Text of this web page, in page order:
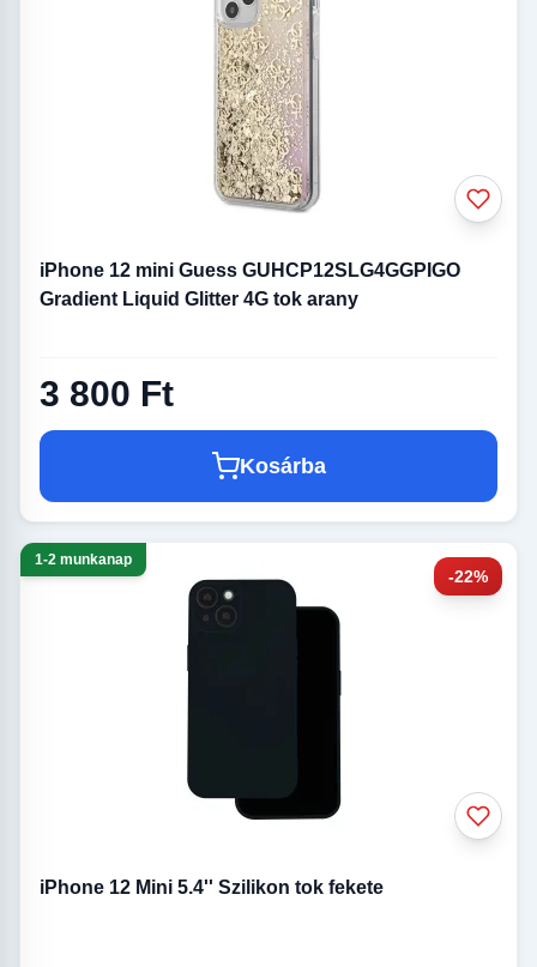
iPhone 12 mini Guess GUHCP12SLG4GGPIGO
Gradient Liquid Glitter 4G tok arany
3 800 Ft
Kosárba
-22%
1-2 munkanap
iPhone 12 Mini 5.4'' Szilikon tok fekete